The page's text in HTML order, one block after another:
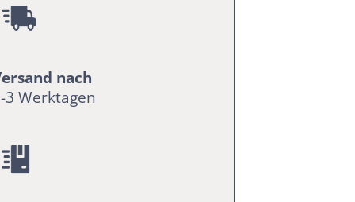
nach
3 Werktagen